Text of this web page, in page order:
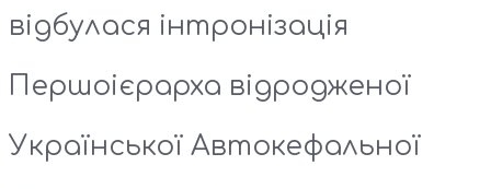
відбулася інтронізація
Першоієрарха відродженої
Української Автокефальної